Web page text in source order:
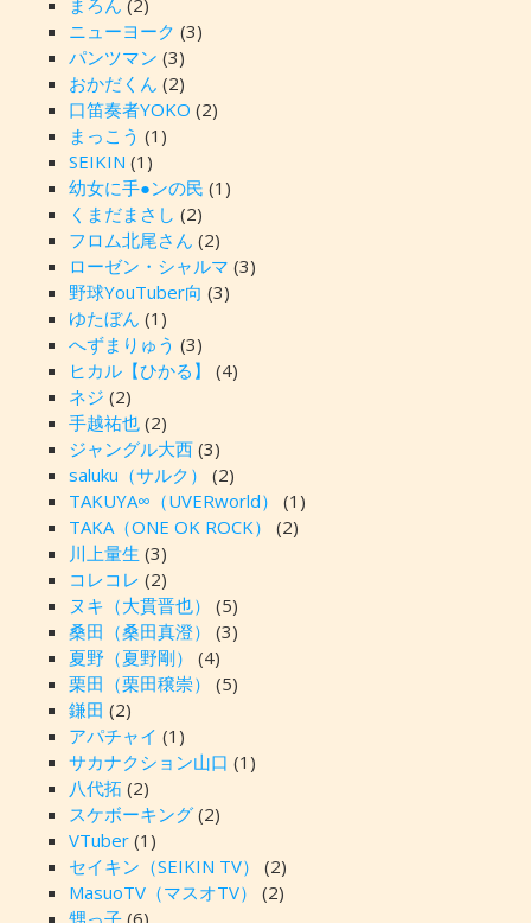
ニューヨーク (3)
パンツマン (3)
おかだくん (2)
口笛奏者YOKO (2)
まっこう (1)
SEIKIN (1)
幼女に手●ンの民 (1)
くまだまさし (2)
フロム北尾さん (2)
ローゼン・シャルマ (3)
野球YouTuber向 (3)
ゆたぼん (1)
へずまりゅう (3)
ヒカル【ひかる】
(4)
ネジ (2)
手越祐也(2)
ジャングル大西(3)
saluku（サルク）
(2)
TAKUYA∞（UVERworld）
(1)
TAKA（ONE OK ROCK）
(2)
川上量生 (3)
コレコレ (2)
ヌキ（大貫晋也）
(5)
桑田（桑田真澄）
(3)
夏野（夏野剛）
(4)
栗田（栗田穣崇）
(5)
鎌田 (2)
アパチャイ (1)
サカナクション山口 (1)
八代拓 (2)
スケボーキング(2)
VTuber(1)
セイキン（SEIKIN TV）
(2)
MasuoTV（マスオTV）
(2)
甥っ子(6)